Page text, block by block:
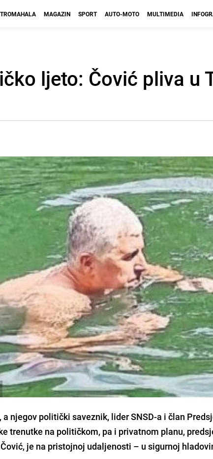
MAGAZIN SPORT AUTO-MOTO MULTIMEDIA
ljeto: Čović pliva u
njegov politički saveznik, lider SNSD-a i član
trenutke na političkom, pa i privatnom planu,
, je na pristojnoj udaljenosti – u sigurnoj